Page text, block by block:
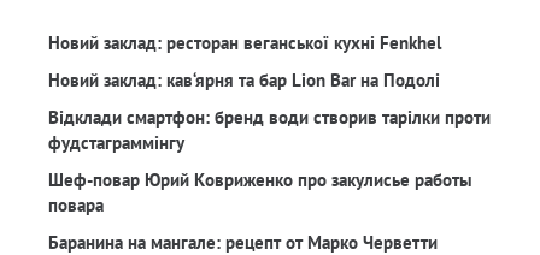
Новий заклад: ресторан веганської кухні Fenkhel
Новий заклад: кав‘ярня та бар Lion Bar на Подолі
Відклади смартфон: бренд води створив тарілки проти
фудстаграммінгу
Шеф-повар Юрий Ковриженко про закулисье работы
повара
Баранина на мангале: рецепт от Марко Черветти